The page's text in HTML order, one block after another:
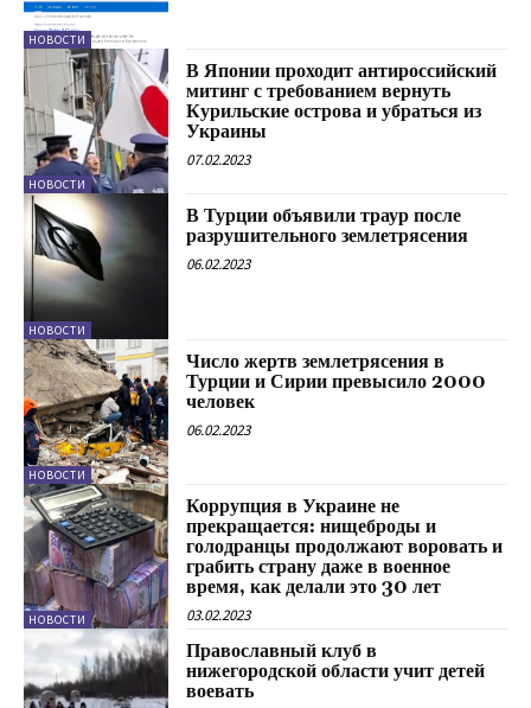
НОВОСТИ
НОВОСТИ
В Японии проходит антироссийский
митинг с требованием вернуть
Курильские острова и убраться из
Украины
07.02.2023
НОВОСТИ
В Турции объявили траур после
разрушительного землетрясения
06.02.2023
НОВОСТИ
Число жертв землетрясения в
Турции и Сирии превысило 2000
человек
06.02.2023
НОВОСТИ
Коррупция в Украине не
прекращается: нищеброды и
голодранцы продолжают воровать и
грабить страну даже в военное
время, как делали это 30 лет
03.02.2023
Православный клуб в
нижегородской области учит детей
воевать